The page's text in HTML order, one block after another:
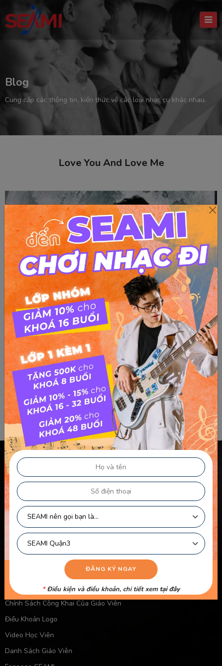
Blog
Cung cấp các thông tin, kiến thức về các loại nhạc cụ khác nhau.
Love You And Love Me
Love You And Love Me
Đệm Đàn Bài Hát Love You And Love Me Love u love_me
from SEAMI
Chính sách & điều khoản
Thông Tin Chủ Sở Hữu Website
Điều Khoản Dành Cho Học Viên Và Gia Sư – Giảng Viên
Điều khoản Dành cho HLV-Giáo Viên
Chính Sách Sử Dụng Cookie
Chính Sách Bảo Mật
Chính Sách Quyền Riêng Tư
Chính Sách Bảo Mật Của Trẻ Em
Chính Sách Công Khai Của Giáo Viên
Điều Khoản Logo
Video Học Viên
Danh Sách Giáo Viên
*Điều kiện và điều khoản, chi tiết xem tại đây